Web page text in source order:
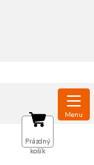
NÁKUPNÍ
KOŠÍK
Prázdný
košík